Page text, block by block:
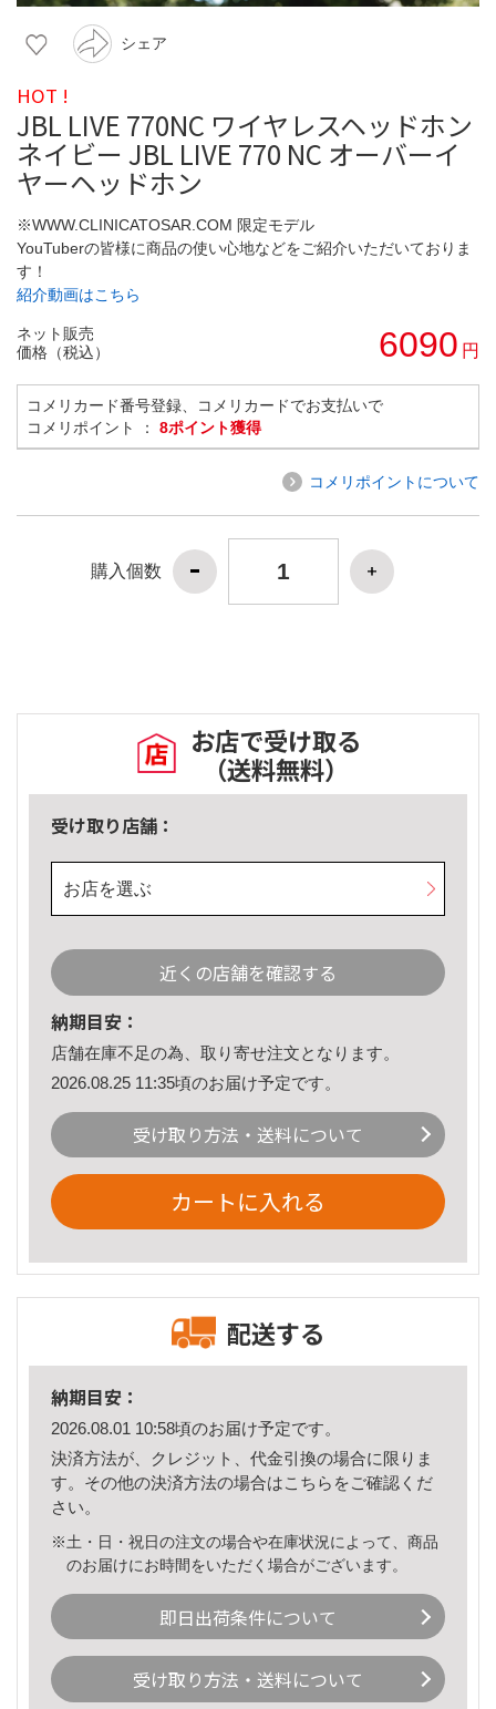
シェア
HOT !
JBL LIVE 770NC ワイヤレスヘッドホン
ネイビー JBL LIVE 770 NC オーバーイ
ヤーヘッドホン
※WWW.CLINICATOSAR.COM 限定モデル
YouTuberの皆様に商品の使い心地などをご紹介いただいておりま
す！
紹介動画はこちら
ネット販売
価格（税込）
6090 円
コメリカード番号登録、コメリカードでお支払いで
コメリポイント ： 8ポイント獲得
コメリポイントについて
購入個数
お店で受け取る
（送料無料）
受け取り店舗：
お店を選ぶ
近くの店舗を確認する
納期目安：
店舗在庫不足の為、取り寄せ注文となります。
2026.08.25 11:35頃のお届け予定です。
受け取り方法・送料について
カートに入れる
配送する
納期目安：
2026.08.01 10:58頃のお届け予定です。
決済方法が、クレジット、代金引換の場合に限りま
す。その他の決済方法の場合はこちら をご確認くだ
さい。
※土・日・祝日の注文の場合や在庫状況によって、商品
のお届けにお時間をいただく場合がございます。
即日出荷条件について
受け取り方法・送料について